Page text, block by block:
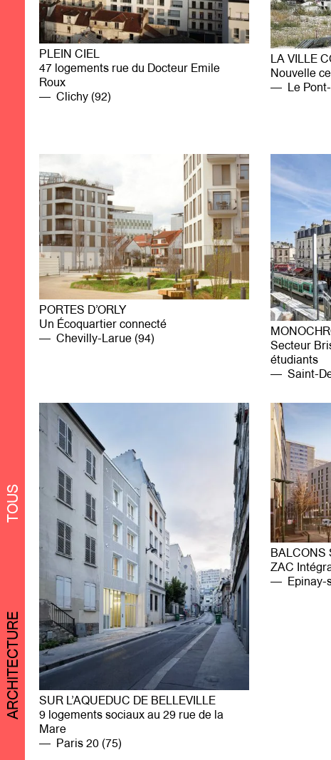
ARCHITECTURE
TOUS
PLEIN CIEL
47 logements rue du Docteur Emile
Roux
Clichy (92)
LA VILLE
Nouvelle
Le Pont-
PORTES D’ORLY
Un Écoquartier connecté
Chevilly-Larue (94)
Secteur
étudiants
Saint-
SUR L’AQUEDUC DE BELLEVILLE
9 logements sociaux au 29 rue de la
Mare
Paris 20 (75)
BALCONS
ZAC
Epinay-